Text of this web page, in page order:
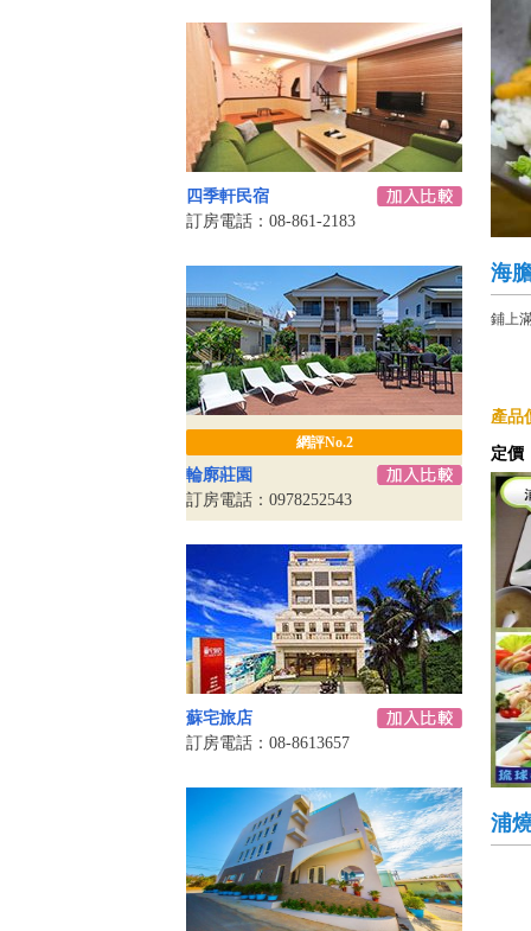
四季軒民宿
訂房電話：08-861-2183
網評No.2
輪廓莊園
訂房電話：0978252543
蘇宅旅店
訂房電話：08-8613657
海
鋪上
產品
定價
浦